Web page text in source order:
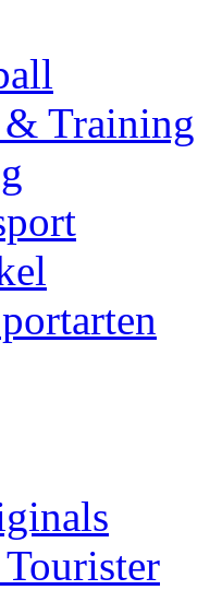
& Training